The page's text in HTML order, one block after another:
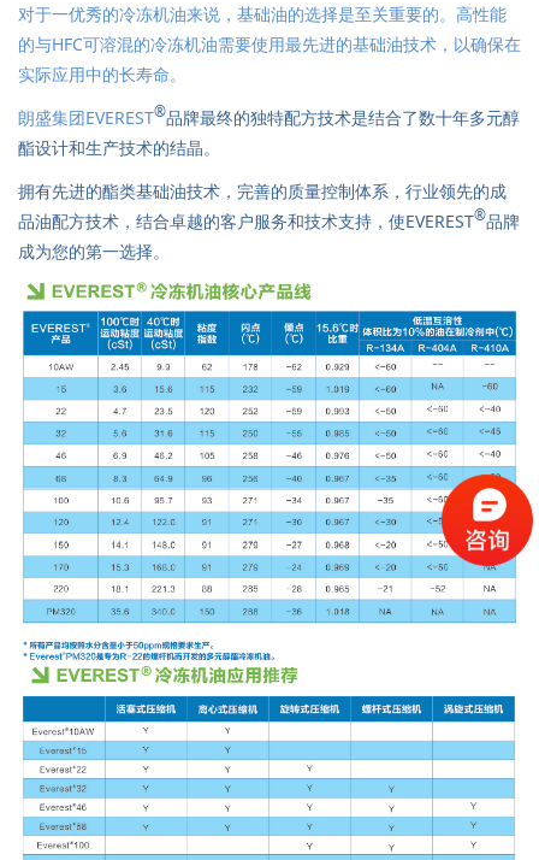
对于一优秀的冷冻机油来说，基础油的选择是至关重要的。高性能
的与HFC可溶混的冷冻机油需要使用最先进的基础油技术，以确保在
实际应用中的长寿命。
朗盛集团EVEREST®品牌最终的独特配方技术是结合了数十年多元醇
酯设计和生产技术的结晶。
拥有先进的酯类基础油技术，完善的质量控制体系，行业领先的成
品油配方技术，结合卓越的客户服务和技术支持，使EVEREST®品牌
成为您的第一选择。